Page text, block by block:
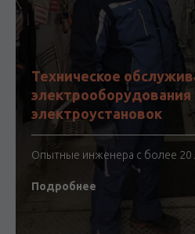
Техническое
электрооборудования
электроустановок
Опытные инженера с более
Подробнее